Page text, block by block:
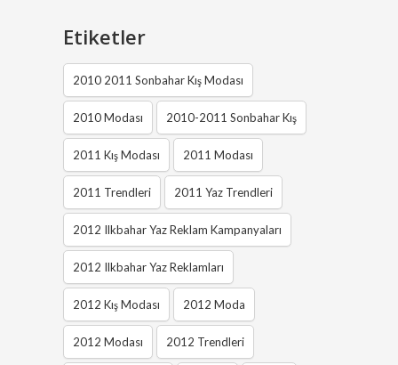
Etiketler
2010 2011 Sonbahar Kış Modası
2010 Modası 2010-2011 Sonbahar Kış
2011 Kış Modası 2011 Modası
2011 Trendleri 2011 Yaz Trendleri
2012 Ilkbahar Yaz Reklam Kampanyaları
2012 Ilkbahar Yaz Reklamları
2012 Kış Modası 2012 Moda
2012 Modası 2012 Trendleri